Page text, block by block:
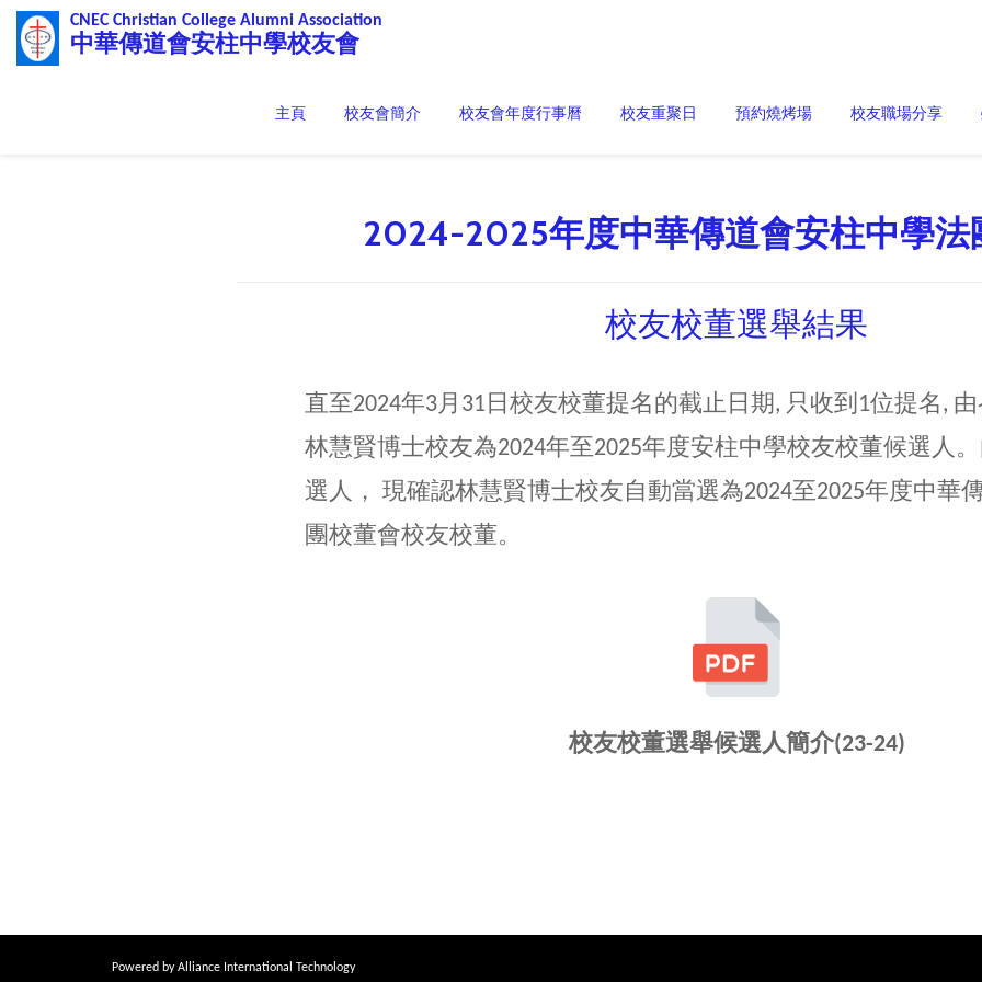
CNEC Christian College Alumni Association
中華傳道會安柱中學校友會
主頁 校友會簡介 校友會年度行事曆 校友重聚日 預約燒烤場 校友職場分享
2024-2025年度中華傳道會安柱中學法
校友校董選舉結果
直至2024年3月31日校友校董提名的截止日期, 只收到1位提名,
林慧賢博士校友為2024年至2025年度安柱中學校友校董候選人
選人， 現確認林慧賢博士校友自動當選為2024至2025年度中華
團校董會校友校董。
校友校董選舉候選人簡介(23-24)
Powered by Alliance International Technology